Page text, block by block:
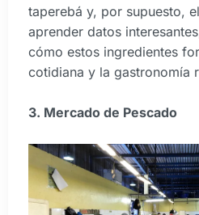
taperebá y, por supuesto,
aprender datos
cómo estos ingredientes
cotidiana y la gastronomía
3. Mercado de Pescado